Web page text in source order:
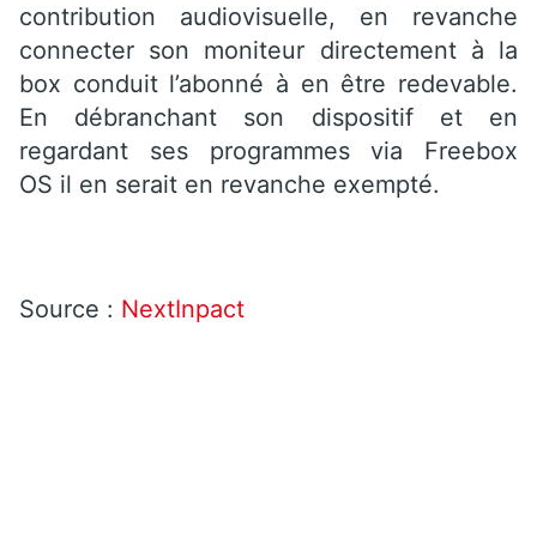
contribution audiovisuelle, en revanche
connecter son moniteur directement à la
box conduit l’abonné à en être redevable.
En débranchant son dispositif et en
regardant ses programmes via Freebox
OS il en serait en revanche exempté.
Source : NextInpact